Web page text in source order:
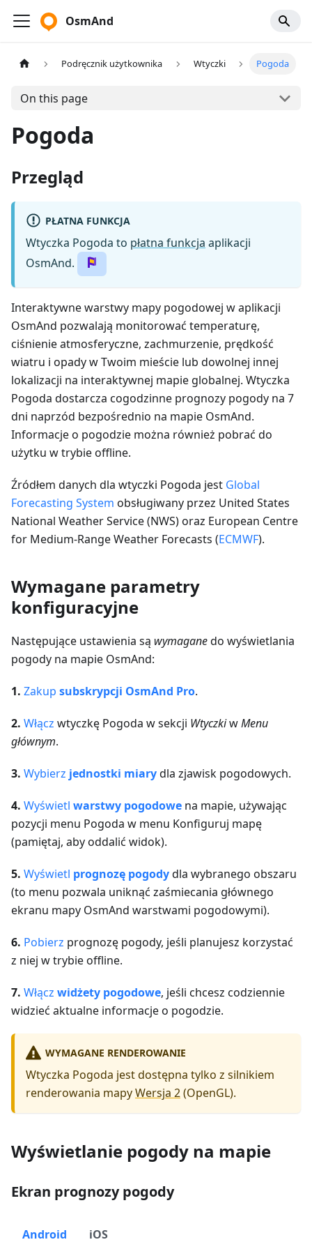
OsmAnd
Podręcznik użytkownika Wtyczki Pogoda
On this page
Pogoda
Przegląd
PŁATNA FUNKCJA
Wtyczka Pogoda to płatna funkcja aplikacji
OsmAnd.
Interaktywne warstwy mapy pogodowej w aplikacji
OsmAnd pozwalają monitorować temperaturę,
ciśnienie atmosferyczne, zachmurzenie, prędkość
wiatru i opady w Twoim mieście lub dowolnej innej
lokalizacji na interaktywnej mapie globalnej. Wtyczka
Pogoda dostarcza cogodzinne prognozy pogody na 7
dni naprzód bezpośrednio na mapie OsmAnd.
Informacje o pogodzie można również pobrać do
użytku w trybie offline.
Źródłem danych dla wtyczki Pogoda jest Global
Forecasting System obsługiwany przez United States
National Weather Service (NWS) oraz European Centre
for Medium-Range Weather Forecasts (ECMWF).
Wymagane parametry
konfiguracyjne
Następujące ustawienia są wymaganedo wyświetlania
pogody na mapie OsmAnd:
1. Zakup subskrypcji OsmAnd Pro.
2. Włącz wtyczkę Pogoda w sekcji WtyczkiwMenu
głównym.
3. Wybierz jednostki miarydla zjawisk pogodowych.
4. Wyświetl warstwy pogodowe na mapie, używając
pozycji menu Pogoda w menu Konfiguruj mapę
(pamiętaj, aby oddalić widok).
5. Wyświetl prognozę pogodydla wybranego obszaru
(to menu pozwala uniknąć zaśmiecania głównego
ekranu mapy OsmAnd warstwami pogodowymi).
6. Pobierz prognozę pogody, jeśli planujesz korzystać
z niej w trybie offline.
7. Włącz widżety pogodowe, jeśli chcesz codziennie
widzieć aktualne informacje o pogodzie.
WYMAGANE RENDEROWANIE
Wtyczka Pogoda jest dostępna tylko z silnikiem
renderowania mapyWersja 2(OpenGL).
Wyświetlanie pogody na mapie
Ekran prognozy pogody
Android iOS